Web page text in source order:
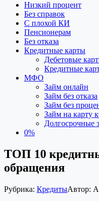
Низкий процент
Без справок
С плохой КИ
Пенсионерам
Без отказа
Кредитные карты
Дебетовые
Кредитные
МФО
Займ онлайн
Займ без отказа
Займ без
Займ на карту
0%
ТОП 10
обращения
Рубрика: КредитыАвтор: